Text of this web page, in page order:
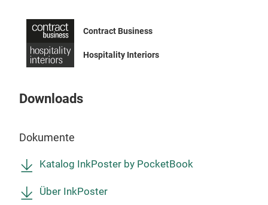
Contract Business
Hospitality Interiors
Downloads
Dokumente
Katalog InkPoster by PocketBook
Über InkPoster